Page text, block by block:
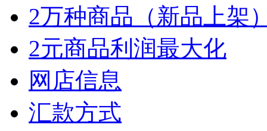
2万种商品（新品上架
2元商品利润最大化
网店信息
汇款方式